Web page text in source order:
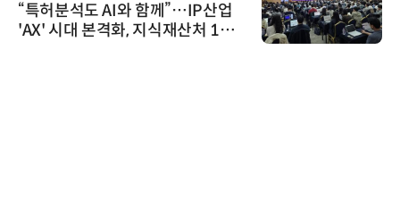
“특허분석도 AI와 함께”…IP산업
'AX' 시대 본격화, 지식재산처 1호